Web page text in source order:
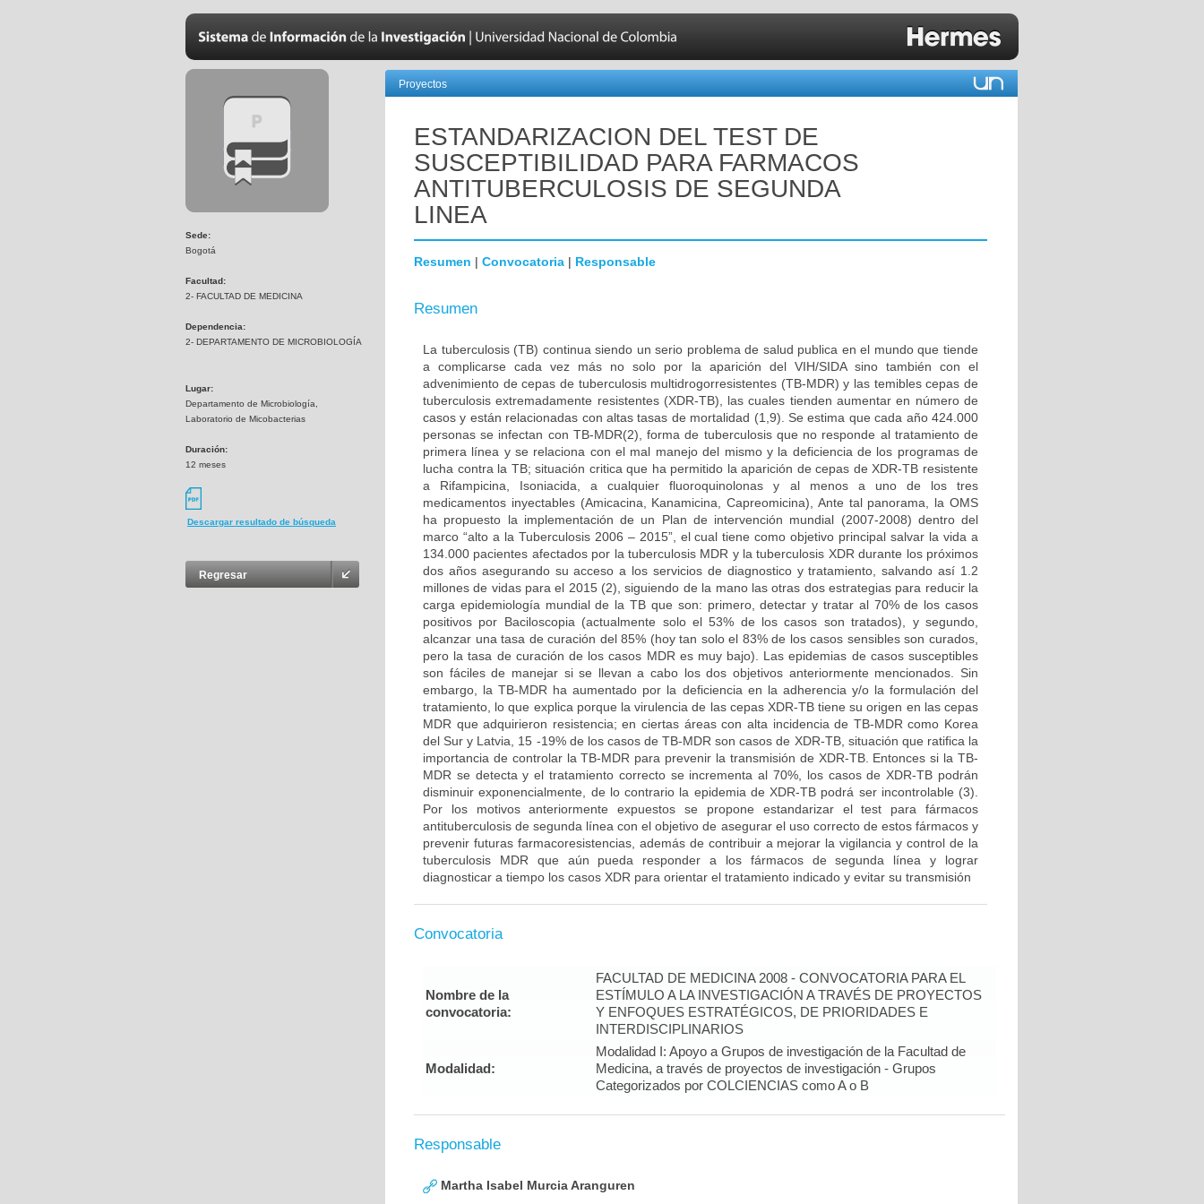
Sede:
Bogotá
Facultad:
2- FACULTAD DE MEDICINA
Dependencia:
2- DEPARTAMENTO DE MICROBIOLOGÍA
Lugar:
Departamento de Microbiología,
Laboratorio de Micobacterias
Duración:
12 meses
Descargar resultado de búsqueda
Regresar
Proyectos
ESTANDARIZACION DEL TEST DE
SUSCEPTIBILIDAD PARA FARMACOS
ANTITUBERCULOSIS DE SEGUNDA
LINEA
Resumen | Convocatoria | Responsable
Resumen
La tuberculosis (TB) continua siendo un serio problema de salud publica en el mundo que tiende
a complicarse cada vez más no solo por la aparición del VIH/SIDA sino también con el
advenimiento de cepas de tuberculosis multidrogorresistentes (TB-MDR) y las temibles cepas de
tuberculosis extremadamente resistentes (XDR-TB), las cuales tienden aumentar en número de
casos y están relacionadas con altas tasas de mortalidad (1,9). Se estima que cada año 424.000
personas se infectan con TB-MDR(2), forma de tuberculosis que no responde al tratamiento de
primera línea y se relaciona con el mal manejo del mismo y la deficiencia de los programas de
lucha contra la TB; situación critica que ha permitido la aparición de cepas de XDR-TB resistente
a Rifampicina, Isoniacida, a cualquier fluoroquinolonas y al menos a uno de los tres
medicamentos inyectables (Amicacina, Kanamicina, Capreomicina), Ante tal panorama, la OMS
ha propuesto la implementación de un Plan de intervención mundial (2007-2008) dentro del
marco “alto a la Tuberculosis 2006 – 2015”, el cual tiene como objetivo principal salvar la vida a
134.000 pacientes afectados por la tuberculosis MDR y la tuberculosis XDR durante los próximos
dos años asegurando su acceso a los servicios de diagnostico y tratamiento, salvando así 1.2
millones de vidas para el 2015 (2), siguiendo de la mano las otras dos estrategias para reducir la
carga epidemiología mundial de la TB que son: primero, detectar y tratar al 70% de los casos
positivos por Baciloscopia (actualmente solo el 53% de los casos son tratados), y segundo,
alcanzar una tasa de curación del 85% (hoy tan solo el 83% de los casos sensibles son curados,
pero la tasa de curación de los casos MDR es muy bajo). Las epidemias de casos susceptibles
son fáciles de manejar si se llevan a cabo los dos objetivos anteriormente mencionados. Sin
embargo, la TB-MDR ha aumentado por la deficiencia en la adherencia y/o la formulación del
tratamiento, lo que explica porque la virulencia de las cepas XDR-TB tiene su origen en las cepas
MDR que adquirieron resistencia; en ciertas áreas con alta incidencia de TB-MDR como Korea
del Sur y Latvia, 15 -19% de los casos de TB-MDR son casos de XDR-TB, situación que ratifica la
importancia de controlar la TB-MDR para prevenir la transmisión de XDR-TB. Entonces si la TB-
MDR se detecta y el tratamiento correcto se incrementa al 70%, los casos de XDR-TB podrán
disminuir exponencialmente, de lo contrario la epidemia de XDR-TB podrá ser incontrolable (3).
Por los motivos anteriormente expuestos se propone estandarizar el test para fármacos
antituberculosis de segunda línea con el objetivo de asegurar el uso correcto de estos fármacos y
prevenir futuras farmacoresistencias, además de contribuir a mejorar la vigilancia y control de la
tuberculosis MDR que aún pueda responder a los fármacos de segunda línea y lograr
diagnosticar a tiempo los casos XDR para orientar el tratamiento indicado y evitar su transmisión
Convocatoria
Nombre de la
convocatoria:
FACULTAD DE MEDICINA 2008 - CONVOCATORIA PARA EL
ESTÍMULO A LA INVESTIGACIÓN A TRAVÉS DE PROYECTOS
Y ENFOQUES ESTRATÉGICOS, DE PRIORIDADES E
INTERDISCIPLINARIOS
Modalidad:
Modalidad I: Apoyo a Grupos de investigación de la Facultad de
Medicina, a través de proyectos de investigación - Grupos
Categorizados por COLCIENCIAS como A o B
Responsable
Martha Isabel Murcia Aranguren